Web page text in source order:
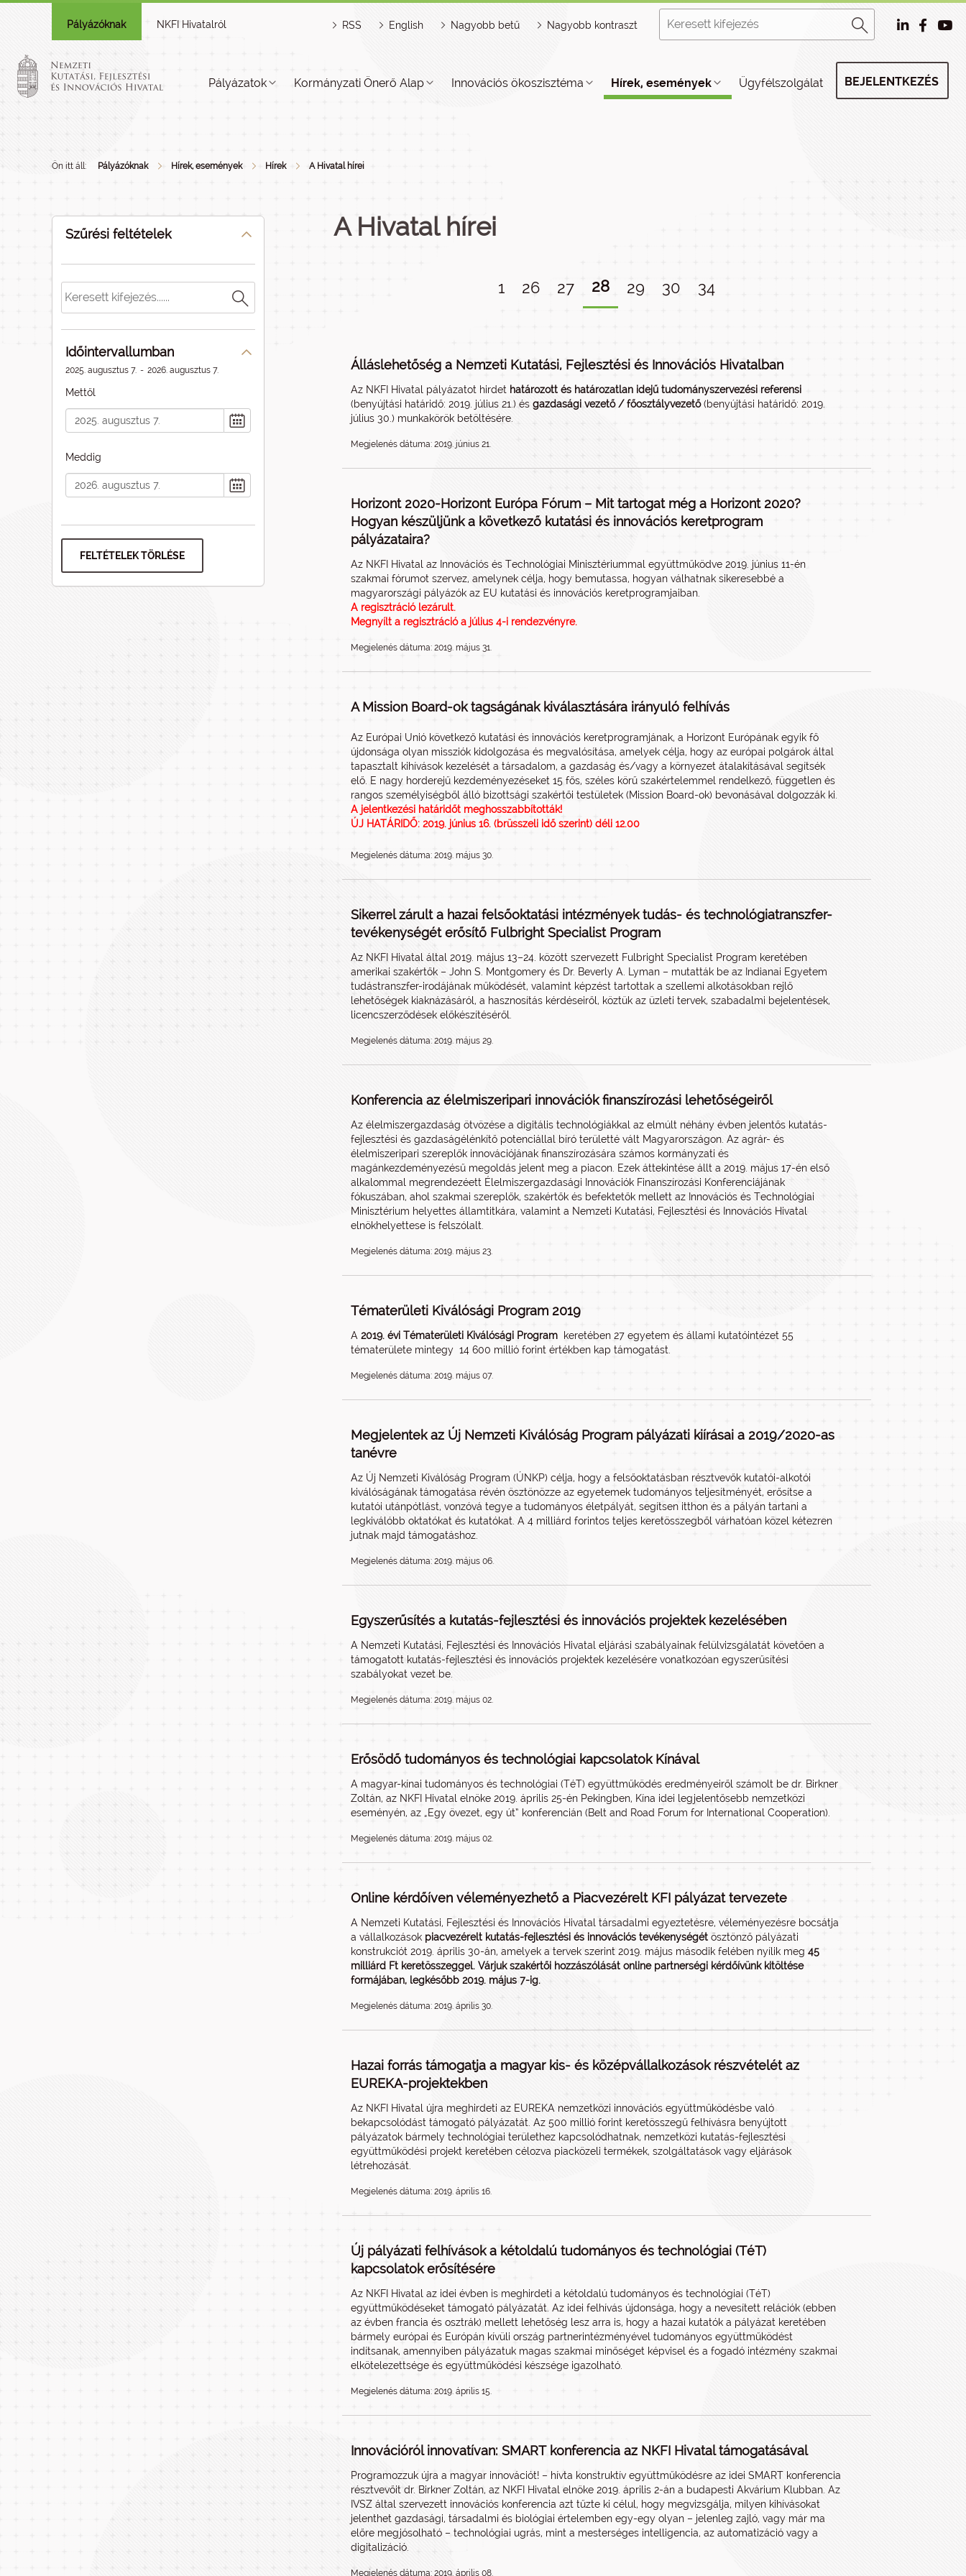
Pályázóknak NKFI Hivatalról RSS English Nagyobb betű Nagyobb kontraszt
Pályázatok Kormányzati Önerő Alap Innovációs ökoszisztéma Hírek, események Ügyfélszolgálat BEJELENTKEZÉS
Ön itt áll: Pályázóknak Hírek, események Hírek A Hivatal hírei
Szűrési feltételek
Időintervallumban
2025. augusztus 7. - 2026. augusztus 7.
Mettől
Meddig
FELTÉTELEK TÖRLÉSE
A Hivatal hírei
1 26 27 28 29 30 34
Álláslehetőség a Nemzeti Kutatási, Fejlesztési és Innovációs Hivatalban
Az NKFI Hivatal pályázatot hirdet határozott és határozatlan idejű tudományszervezési referensi
(benyújtási határidő: 2019. július 21.) és gazdasági vezető / főosztályvezető(benyújtási határidő: 2019.
július 30.) munkakörök betöltésére.
Megjelenés dátuma: 2019. június 21.
Horizont 2020-Horizont Európa Fórum – Mit tartogat még a Horizont 2020?
Hogyan készüljünk a következő kutatási és innovációs keretprogram
pályázataira?
Az NKFI Hivatal az Innovációs és Technológiai Minisztériummal együttműködve 2019. június 11-én
szakmai fórumot szervez, amelynek célja, hogy bemutassa, hogyan válhatnak sikeresebbé a
magyarországi pályázók az EU kutatási és innovációs keretprogramjaiban.
A regisztráció lezárult.
Megnyílt a regisztráció a július 4-i rendezvényre.
Megjelenés dátuma: 2019. május 31.
A Mission Board-ok tagságának kiválasztására irányuló felhívás
Az Európai Unió következő kutatási és innovációs keretprogramjának, a Horizont Európának egyik fő
újdonsága olyan missziók kidolgozása és megvalósítása, amelyek célja, hogy az európai polgárok által
tapasztalt kihívások kezelését a társadalom, a gazdaság és/vagy a környezet átalakításával segítsék
elő. E nagy horderejű kezdeményezéseket 15 fős, széles körű szakértelemmel rendelkező, független és
rangos személyiségből álló bizottsági szakértői testületek (Mission Board-ok) bevonásával dolgozzák ki.
A jelentkezési határidőt meghosszabbították!
ÚJ HATÁRIDŐ: 2019. június 16. (brüsszeli idő szerint) déli 12.00
Megjelenés dátuma: 2019. május 30.
Sikerrel zárult a hazai felsőoktatási intézmények tudás- és technológiatranszfer-
tevékenységét erősítő Fulbright Specialist Program
Az NKFI Hivatal által 2019. május 13–24. között szervezett Fulbright Specialist Program keretében
amerikai szakértők – John S. Montgomery és Dr. Beverly A. Lyman – mutatták be az Indianai Egyetem
tudástranszfer-irodájának működését, valamint képzést tartottak a szellemi alkotásokban rejlő
lehetőségek kiaknázásáról, a hasznosítás kérdéseiről, köztük az üzleti tervek, szabadalmi bejelentések,
licencszerződések előkészítéséről.
Megjelenés dátuma: 2019. május 29.
Konferencia az élelmiszeripari innovációk finanszírozási lehetőségeiről
Az élelmiszergazdaság ötvözése a digitális technológiákkal az elmúlt néhány évben jelentős kutatás-
fejlesztési és gazdaságélénkítő potenciállal bíró területté vált Magyarországon. Az agrár- és
élelmiszeripari szereplők innovációjának finanszírozására számos kormányzati és
magánkezdeményezésű megoldás jelent meg a piacon. Ezek áttekintése állt a 2019. május 17-én első
alkalommal megrendezéett Élelmiszergazdasági Innovációk Finanszírozási Konferenciájának
fókuszában, ahol szakmai szereplők, szakértők és befektetők mellett az Innovációs és Technológiai
Minisztérium helyettes államtitkára, valamint a Nemzeti Kutatási, Fejlesztési és Innovációs Hivatal
elnökhelyettese is felszólalt.
Megjelenés dátuma: 2019. május 23.
Tématerületi Kiválósági Program 2019
A 2019. évi Tématerületi Kiválósági Program
keretében 27 egyetem és állami kutatóintézet 55
tématerülete mintegy 14 600 millió forint értékben kap támogatást.
Megjelenés dátuma: 2019. május 07.
Megjelentek az Új Nemzeti Kiválóság Program pályázati kiírásai a 2019/2020-as
tanévre
Az Új Nemzeti Kiválóság Program (ÚNKP) célja, hogy a felsőoktatásban résztvevők kutatói-alkotói
kiválóságának támogatása révén ösztönözze az egyetemek tudományos teljesítményét, erősítse a
kutatói utánpótlást, vonzóvá tegye a tudományos életpályát, segítsen itthon és a pályán tartani a
legkiválóbb oktatókat és kutatókat. A 4 milliárd forintos teljes keretösszegből várhatóan közel kétezren
jutnak majd támogatáshoz.
Megjelenés dátuma: 2019. május 06.
Egyszerűsítés a kutatás-fejlesztési és innovációs projektek kezelésében
A Nemzeti Kutatási, Fejlesztési és Innovációs Hivatal eljárási szabályainak felülvizsgálatát követően a
támogatott kutatás-fejlesztési és innovációs projektek kezelésére vonatkozóan egyszerűsítési
szabályokat vezet be.
Megjelenés dátuma: 2019. május 02.
Erősödő tudományos és technológiai kapcsolatok Kínával
A magyar-kínai tudományos és technológiai (TéT) együttműködés eredményeiről számolt be dr. Birkner
Zoltán, az NKFI Hivatal elnöke 2019. április 25-én Pekingben, Kína idei legjelentősebb nemzetközi
eseményén, az „Egy övezet, egy út” konferencián (Belt and Road Forum for International Cooperation).
Megjelenés dátuma: 2019. május 02.
Online kérdőíven véleményezhető a Piacvezérelt KFI pályázat tervezete
A Nemzeti Kutatási, Fejlesztési és Innovációs Hivatal társadalmi egyeztetésre, véleményezésre bocsátja
a vállalkozások piacvezérelt kutatás-fejlesztési és innovációs tevékenységét ösztönző pályázati
konstrukciót 2019. április 30-án, amelyek a tervek szerint 2019. május második felében nyílik meg 45
milliárd Ft keretösszeggel. Várjuk szakértői hozzászólását online partnerségi kérdőívünk kitöltése
formájában, legkésőbb 2019. május 7-ig.
Megjelenés dátuma: 2019. április 30.
Hazai forrás támogatja a magyar kis- és középvállalkozások részvételét az
EUREKA-projektekben
Az NKFI Hivatal újra meghirdeti az EUREKA nemzetközi innovációs együttműködésbe való
bekapcsolódást támogató pályázatát. Az 500 millió forint keretösszegű felhívásra benyújtott
pályázatok bármely technológiai területhez kapcsolódhatnak, nemzetközi kutatás-fejlesztési
együttműködési projekt keretében célozva piacközeli termékek, szolgáltatások vagy eljárások
létrehozását.
Megjelenés dátuma: 2019. április 16.
Új pályázati felhívások a kétoldalú tudományos és technológiai (TéT)
kapcsolatok erősítésére
Az NKFI Hivatal az idei évben is meghirdeti a kétoldalú tudományos és technológiai (TéT)
együttműködéseket támogató pályázatát. Az idei felhívás újdonsága, hogy a nevesített relációk (ebben
az évben francia és osztrák) mellett lehetőség lesz arra is, hogy a hazai kutatók a pályázat keretében
bármely európai és Európán kívüli ország partnerintézményével tudományos együttműködést
indítsanak, amennyiben pályázatuk magas szakmai minőséget képvisel és a fogadó intézmény szakmai
elkötelezettsége és együttműködési készsége igazolható.
Megjelenés dátuma: 2019. április 15.
Innovációról innovatívan: SMART konferencia az NKFI Hivatal támogatásával
Programozzuk újra a magyar innovációt! – hívta konstruktív együttműködésre az idei SMART konferencia
résztvevőit dr. Birkner Zoltán, az NKFI Hivatal elnöke 2019. április 2-án a budapesti Akvárium Klubban. Az
IVSZ által szervezett innovációs konferencia azt tűzte ki célul, hogy megvizsgálja, milyen kihívásokat
jelenthet gazdasági, társadalmi és biológiai értelemben egy-egy olyan – jelenleg zajló, vagy már ma
előre megjósolható – technológiai ugrás, mint a mesterséges intelligencia, az automatizáció vagy a
digitalizáció.
Megjelenés dátuma: 2019. április 08.